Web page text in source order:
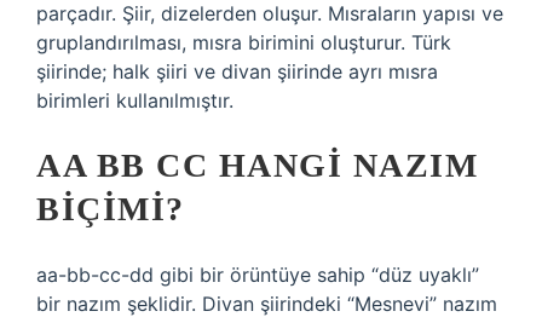
parçadır. Şiir, dizelerden oluşur. Mısraların yapısı ve
gruplandırılması, mısra birimini oluşturur. Türk
şiirinde; halk şiiri ve divan şiirinde ayrı mısra
birimleri kullanılmıştır.
AA BB CC HANGI NAZIM
BIÇIMI?
aa-bb-cc-dd gibi bir örüntüye sahip “düz uyaklı”
bir nazım şeklidir. Divan şiirindeki “Mesnevi” nazım